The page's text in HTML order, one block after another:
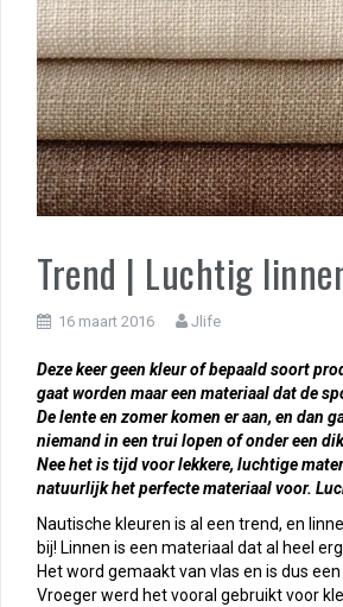
Trend | Luchtig
16 maart 2016 Jlife
Deze keer geen kleur of bepaald soort
gaat worden maar een materiaal dat de
De lente en zomer komen er aan, en dan
niemand in een trui lopen of onder een
Nee het is tijd voor lekkere, luchtige
natuurlijk het perfecte materiaal voor.
Nautische kleuren is al een trend, en
bij! Linnen is een materiaal dat al heel
Het word gemaakt van vlas en is dus
Vroeger werd het vooral gebruikt voor